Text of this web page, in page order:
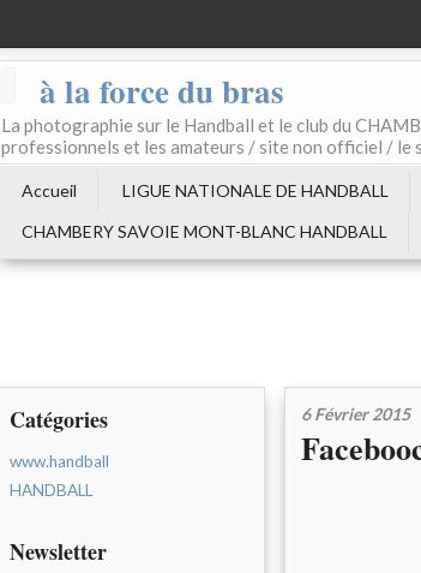
à la force du bras
La photographie sur le Handball et le club du
professionnels et les amateurs / site non officiel / le
Accueil LIGUE NATIONALE DE HANDBALL
CHAMBERY SAVOIE MONT-BLANC HANDBALL
Catégories
www.handball
HANDBALL
Newsletter
6 Février 2015